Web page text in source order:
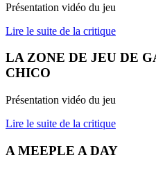
Présentation vidéo du jeu
Lire le suite de la critique
LA ZONE DE JEU DE
CHICO
Présentation vidéo du jeu
Lire le suite de la critique
A MEEPLE A DAY